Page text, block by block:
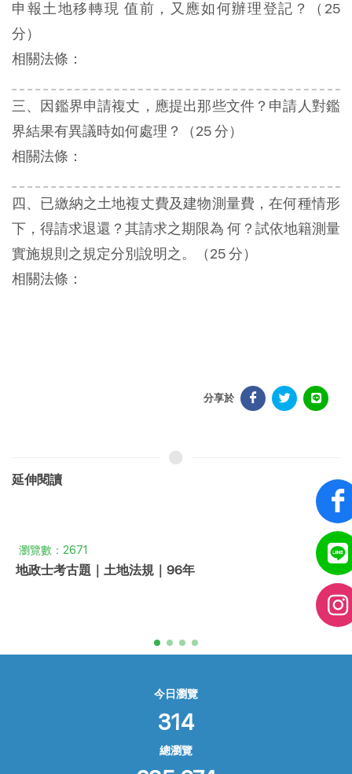
申報土地移轉現 值前，又應如何辦理登記？（25
分）
相關法條：
三、因鑑界申請複丈，應提出那些文件？申請人對鑑
界結果有異議時如何處理？（25 分）
相關法條：
四、已繳納之土地複丈費及建物測量費，在何種情形
下，得請求退還？其請求之期限為 何？試依地籍測量
實施規則之規定分別說明之。（25 分）
相關法條：
分享於
延伸閱讀
瀏覽數：2671
地政士考古題｜土地法規｜96年
今日瀏覽
314
總瀏覽